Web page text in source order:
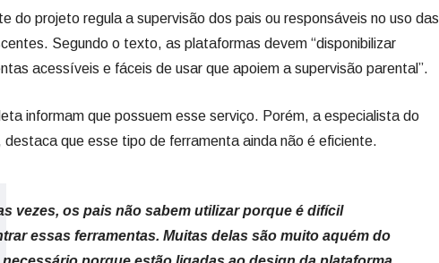
do projeto regula a supervisão dos pais ou responsáveis no uso das
Segundo o texto, as plataformas devem “disponibilizar
acessíveis e fáceis de usar que apoiem a supervisão parental”.
informam que possuem esse serviço. Porém, a especialista do
destaca que esse tipo de ferramenta ainda não é eficiente.
vezes, os pais não sabem utilizar porque é difícil
essas ferramentas. Muitas delas são muito aquém do